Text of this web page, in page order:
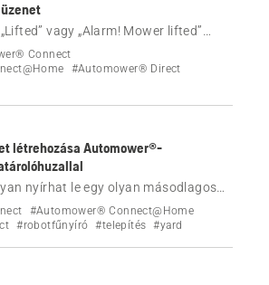
vagy „Alarm! Mower lifted”
A fűnyíró felemelve) üzenetet
meg, hogyan állíthatja le a riasztást,
és oldja meg a problémát.
Connect
#Automower® Direct
létrehozása Automower®-
nyírhat le egy olyan másodlagos
a fő gyepterülettel összekötve egy
telepítésben.
kompatibilitást.
#Automower® Connect@Home
#robotfűnyíró #telepítés #yard